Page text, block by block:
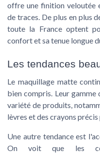
offre une finition veloutée
de traces. De plus en plus
toute la France optent
confort et sa tenue longue
Les tendances
Le maquillage matte
bien compris. Leur gamme
variété de produits,
lèvres et des crayons précis
Une autre tendance est
On voit que les